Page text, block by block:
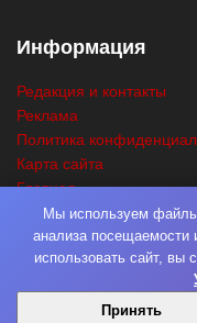
Информация
Редакция и контакты
Реклама
Политика
Карта сайта
Главная
Поиск
© 2026Нота Миру.
Мы используем
анализа посещаемости
использовать сайт, вы
Принять